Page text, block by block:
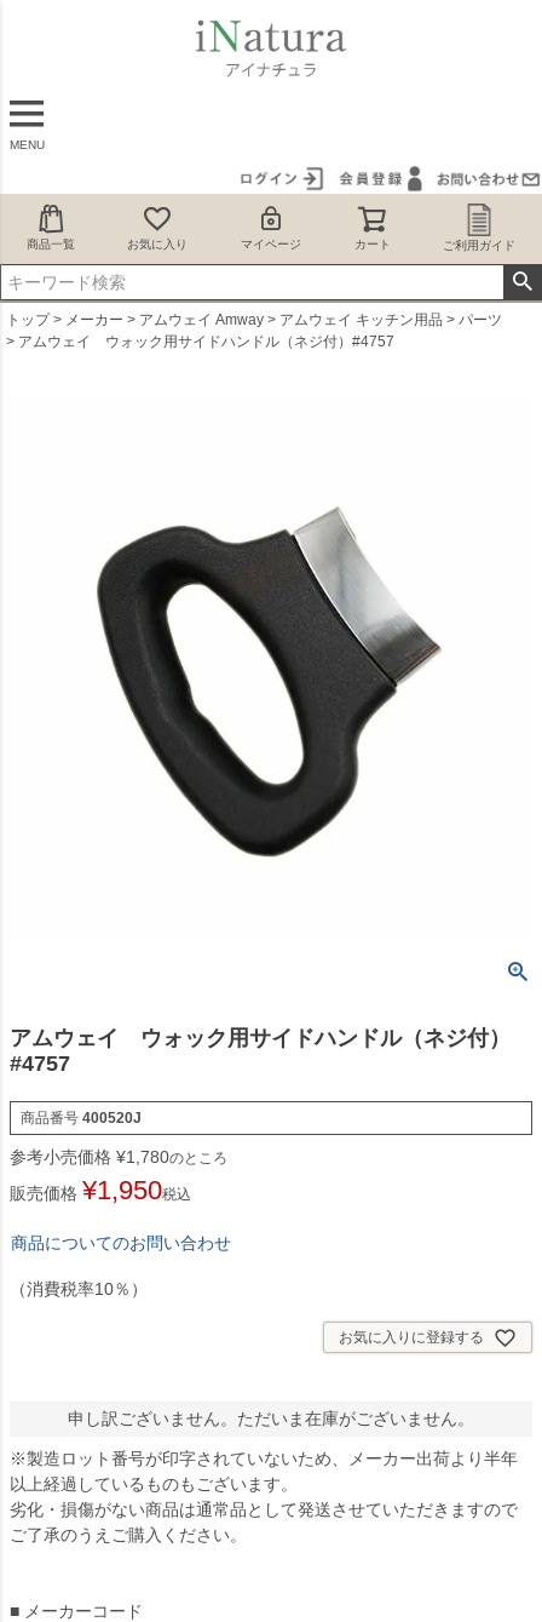
MENU
商品一覧 お気に入り マイページ カート ご利用ガイド
トップ メーカー アムウェイ Amway アムウェイ キッチン用品
パーツ
アムウェイ ウォック用サイドハンドル（ネジ付）#4757
アムウェイ ウォック用サイドハンドル（ネジ付）
#4757
商品番号 400520J
参考小売価格 ¥1,780のところ
販売価格 ¥1,950税込
商品についてのお問い合わせ
（消費税率10％）
お気に入りに登録する
申し訳ございません。ただいま在庫がございません。
※製造ロット番号が印字されていないため、メーカー出荷より半年
以上経過しているものもございます。
劣化・損傷がない商品は通常品として発送させていただきますので
ご了承のうえご購入ください。
■ メーカーコード